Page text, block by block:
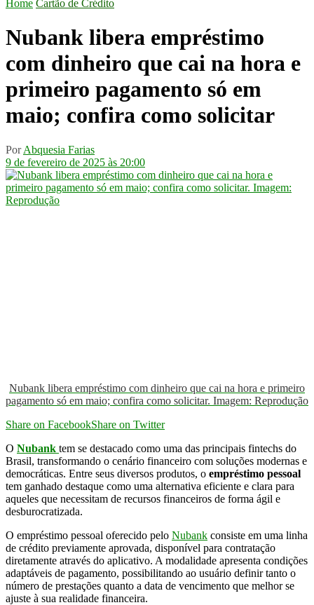
Home Cartão de Crédito
Nubank libera empréstimo
com dinheiro que cai na hora e
primeiro pagamento só em
maio; confira como solicitar
Por Abquesia Farias
9 de fevereiro de 2025 às 20:00
Nubank libera empréstimo com dinheiro que cai na hora e primeiro
pagamento só em maio; confira como solicitar. Imagem: Reprodução
Share on FacebookShare on Twitter
O Nubank tem se destacado como uma das principais fintechs do
Brasil, transformando o cenário financeiro com soluções modernas e
democráticas. Entre seus diversos produtos, o empréstimo pessoal
tem ganhado destaque como uma alternativa eficiente e clara para
aqueles que necessitam de recursos financeiros de forma ágil e
desburocratizada.
O empréstimo pessoal oferecido pelo Nubank consiste em uma linha
de crédito previamente aprovada, disponível para contratação
diretamente através do aplicativo. A modalidade apresenta condições
adaptáveis de pagamento, possibilitando ao usuário definir tanto o
número de prestações quanto a data de vencimento que melhor se
ajuste à sua realidade financeira.